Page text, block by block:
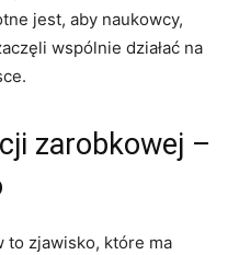
jest, aby naukowcy,
wspólnie działać na
zarobkowej –
to zjawisko, które ma